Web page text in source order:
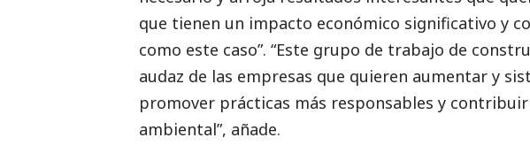
que tienen un impacto económico significativo y
como este caso”. “Este grupo de trabajo de
audaz de las empresas que quieren aumentar y
promover prácticas más responsables y
ambiental”, añade.